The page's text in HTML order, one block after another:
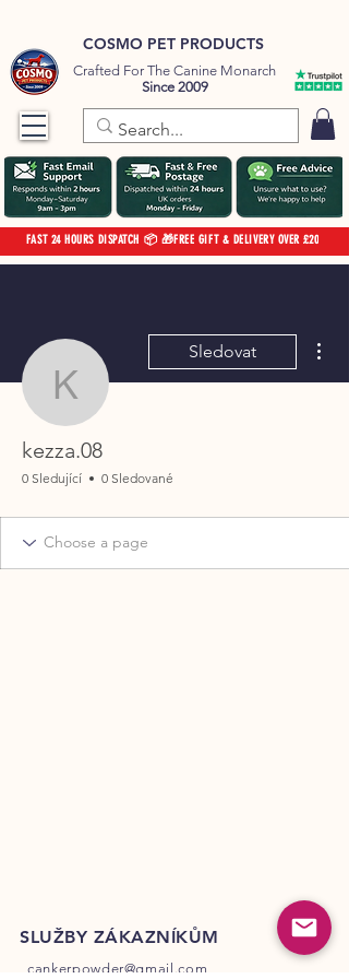
COSMO PET PRODUCTS
Crafted For The Canine Monarch
Since 2009
FAST 24 HOURS DISPATCH 📦 🎁FREE GIFT & DELIVERY OVER £20
kezza.08
Sledovat
kezza.08
0 Sledující 0 Sledované
SLUŽBY ZÁKAZNÍKŮM
cankerpowder@gmail.com